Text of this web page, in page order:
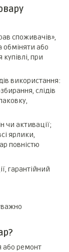
споживачів»,
обміняти або
при
використання:
слідів
чи активації;
ярлики,
повністю
гарантійний
або ремонт